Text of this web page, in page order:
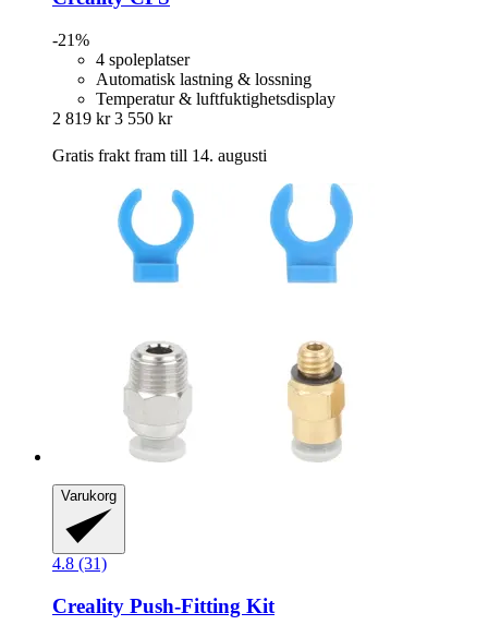
-21%
4 spoleplatser
Automatisk lastning & lossning
Temperatur & luftfuktighetsdisplay
2 819 kr 3 550 kr
Gratis frakt fram till 14. augusti
Varukorg
4.8 (31)
Creality Push-​Fitting Kit